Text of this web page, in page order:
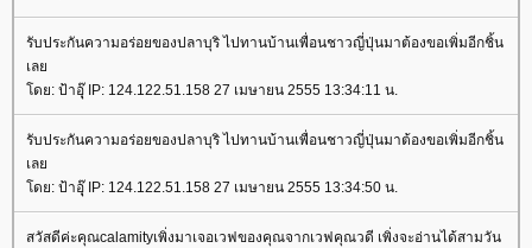
รับประกันความอร่อยของปลาบุริ ไปทานบ้านเพื่อนชาวญี่ปุ่นมาต้องขอเพิ่มอีกชิ้น
เล
ดย: ป้าอุุ๊ IP: 124.122.51.158 27 เมษายน 2555 13:34:11 น.
รับประกันความอร่อยของปลาบุริ ไปทานบ้านเพื่อนชาวญี่ปุ่นมาต้องขอเพิ่มอีกชิ้น
เล
ดย: ป้าอุุ๊ IP: 124.122.51.158 27 เมษายน 2555 13:34:50 น.
สวัสดีค่ะคุณcalamityเพิ่งมาเจอเวฟของคุณจากเวฟคุณวดี เพิ่งจะอ่านได้สามวัน